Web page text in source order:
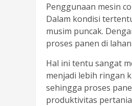
Penggunaan mesin
Dalam kondisi
musim puncak.
proses panen di
Hal ini tentu sangat
menjadi lebih ringan
sehingga proses
produktivitas